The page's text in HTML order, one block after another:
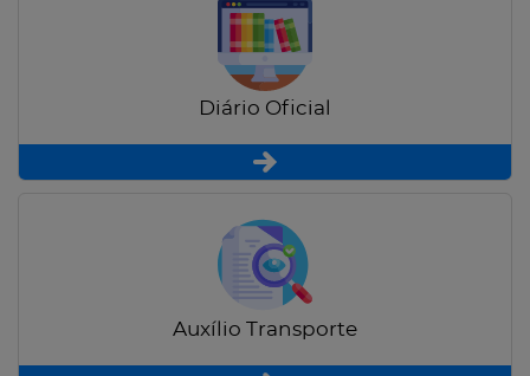
Diário Oficial
Auxílio Transporte